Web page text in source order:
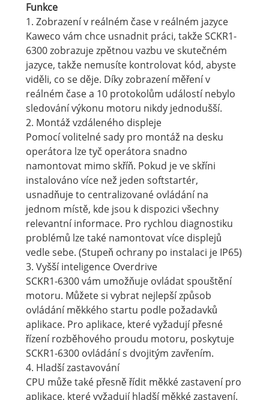
Funkce
1. Zobrazení v reálném čase v reálném jazyce
Kaweco vám chce usnadnit práci, takže SCKR1-
6300 zobrazuje zpětnou vazbu ve skutečném
jazyce, takže nemusíte kontrolovat kód, abyste
viděli, co se děje. Díky zobrazení měření v
reálném čase a 10 protokolům událostí nebylo
sledování výkonu motoru nikdy jednodušší.
2. Montáž vzdáleného displeje
Pomocí volitelné sady pro montáž na desku
operátora lze tyč operátora snadno
namontovat mimo skříň. Pokud je ve skříni
instalováno více než jeden softstartér,
usnadňuje to centralizované ovládání na
jednom místě, kde jsou k dispozici všechny
relevantní informace. Pro rychlou diagnostiku
problémů lze také namontovat více displejů
vedle sebe. (Stupeň ochrany po instalaci je IP65)
3. Vyšší inteligence Overdrive
SCKR1-6300 vám umožňuje ovládat spouštění
motoru. Můžete si vybrat nejlepší způsob
ovládání měkkého startu podle požadavků
aplikace. Pro aplikace, které vyžadují přesné
řízení rozběhového proudu motoru, poskytuje
SCKR1-6300 ovládání s dvojitým zavřením.
4. Hladší zastavování
CPU může také přesně řídit měkké zastavení pro
aplikace, které vyžadují hladší měkké zastavení.